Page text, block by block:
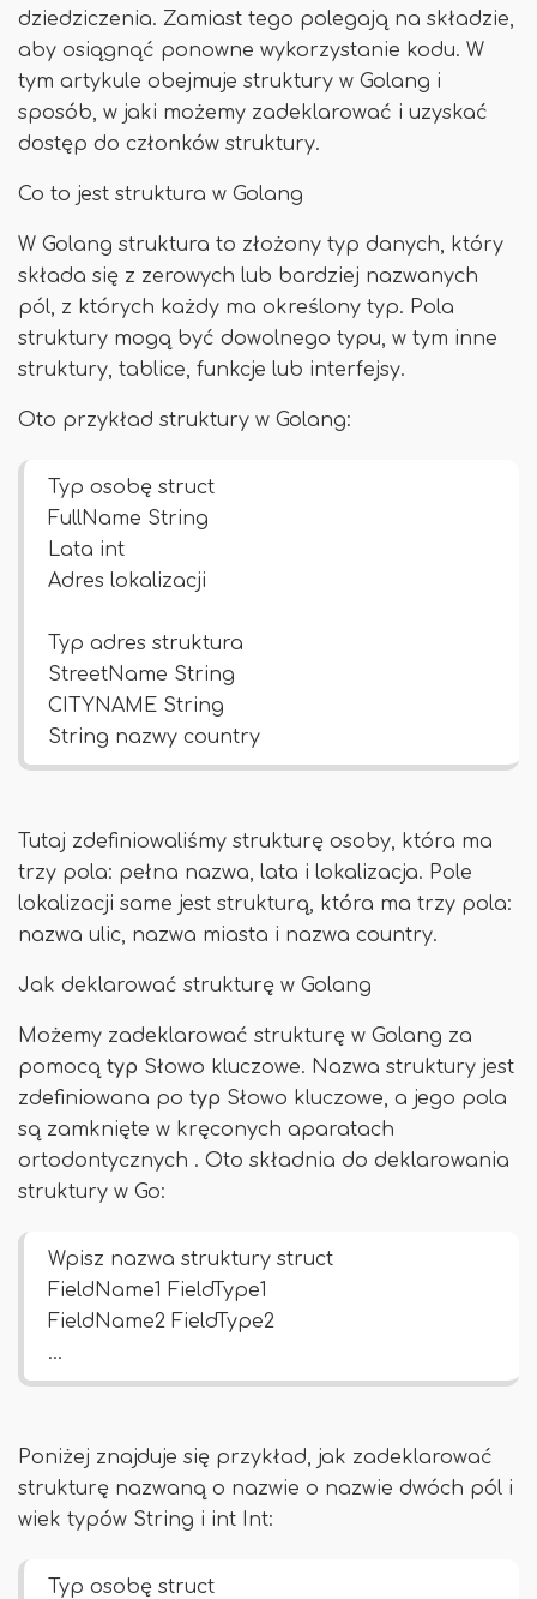
dziedziczenia. Zamiast tego polegają na składzie,
aby osiągnąć ponowne wykorzystanie kodu. W
tym artykule obejmuje struktury w Golang i
sposób, w jaki możemy zadeklarować i uzyskać
dostęp do członków struktury.
Co to jest struktura w Golang
W Golang struktura to złożony typ danych, który
składa się z zerowych lub bardziej nazwanych
pól, z których każdy ma określony typ. Pola
struktury mogą być dowolnego typu, w tym inne
struktury, tablice, funkcje lub interfejsy.
Oto przykład struktury w Golang:
Typ osobę struct
FullName String
Lata int
Adres lokalizacji
Typ adres struktura
StreetName String
CITYNAME String
String nazwy country
Tutaj zdefiniowaliśmy strukturę osoby, która ma
trzy pola: pełna nazwa, lata i lokalizacja. Pole
lokalizacji same jest strukturą, która ma trzy pola:
nazwa ulic, nazwa miasta i nazwa country.
Jak deklarować strukturę w Golang
Możemy zadeklarować strukturę w Golang za
pomocą typ Słowo kluczowe. Nazwa struktury jest
zdefiniowana po typ Słowo kluczowe, a jego pola
są zamknięte w kręconych aparatach
ortodontycznych . Oto składnia do deklarowania
struktury w Go:
Wpisz nazwa struktury struct
FieldName1 FieldType1
FieldName2 FieldType2
…
Poniżej znajduje się przykład, jak zadeklarować
strukturę nazwaną o nazwie o nazwie dwóch pól i
wiek typów String i int Int:
Typ osobę struct